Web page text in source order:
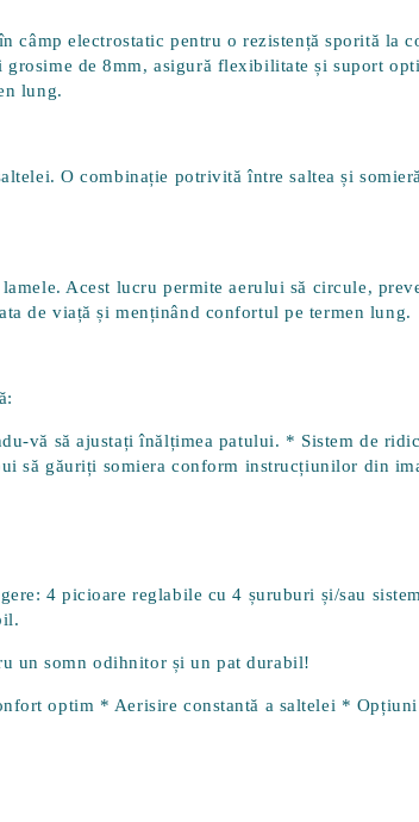
electrostatic pentru o rezistență sporită la
de 8mm, asigură flexibilitate și suport
lung.
O combinație potrivită între saltea și
Acest lucru permite aerului să circule,
de viață și menținând confortul pe termen lung.
vă să ajustați înălțimea patului. * Sistem de
să găuriți somiera conform instrucțiunilor din
4 picioare reglabile cu 4 șuruburi și/sau
un somn odihnitor și un pat durabil!
optim * Aerisire constantă a saltelei *